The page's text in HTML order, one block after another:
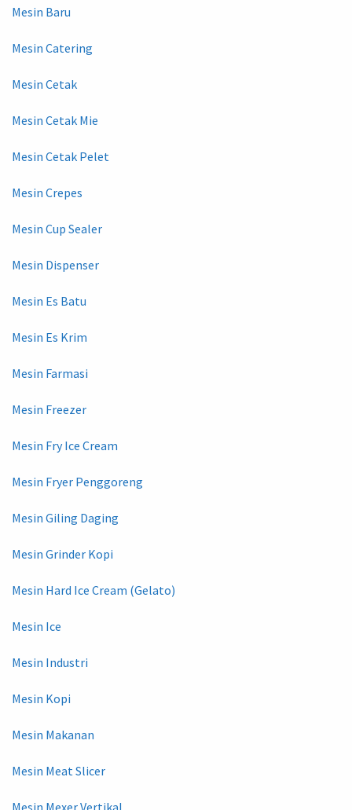
Mesin Baru
Mesin Catering
Mesin Cetak
Mesin Cetak Mie
Mesin Cetak Pelet
Mesin Crepes
Mesin Cup Sealer
Mesin Dispenser
Mesin Es Batu
Mesin Es Krim
Mesin Farmasi
Mesin Freezer
Mesin Fry Ice Cream
Mesin Fryer Penggoreng
Mesin Giling Daging
Mesin Grinder Kopi
Mesin Hard Ice Cream (Gelato)
Mesin Ice
Mesin Industri
Mesin Kopi
Mesin Makanan
Mesin Meat Slicer